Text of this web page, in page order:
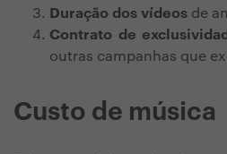
Duração dos vídeos de
Contrato de
outras campanhas que
Custo de música